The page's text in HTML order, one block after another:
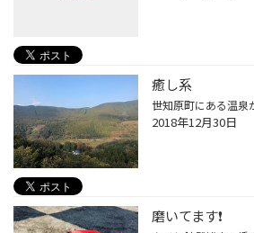
癒し系
2018年12月30日
磨いてます❗️